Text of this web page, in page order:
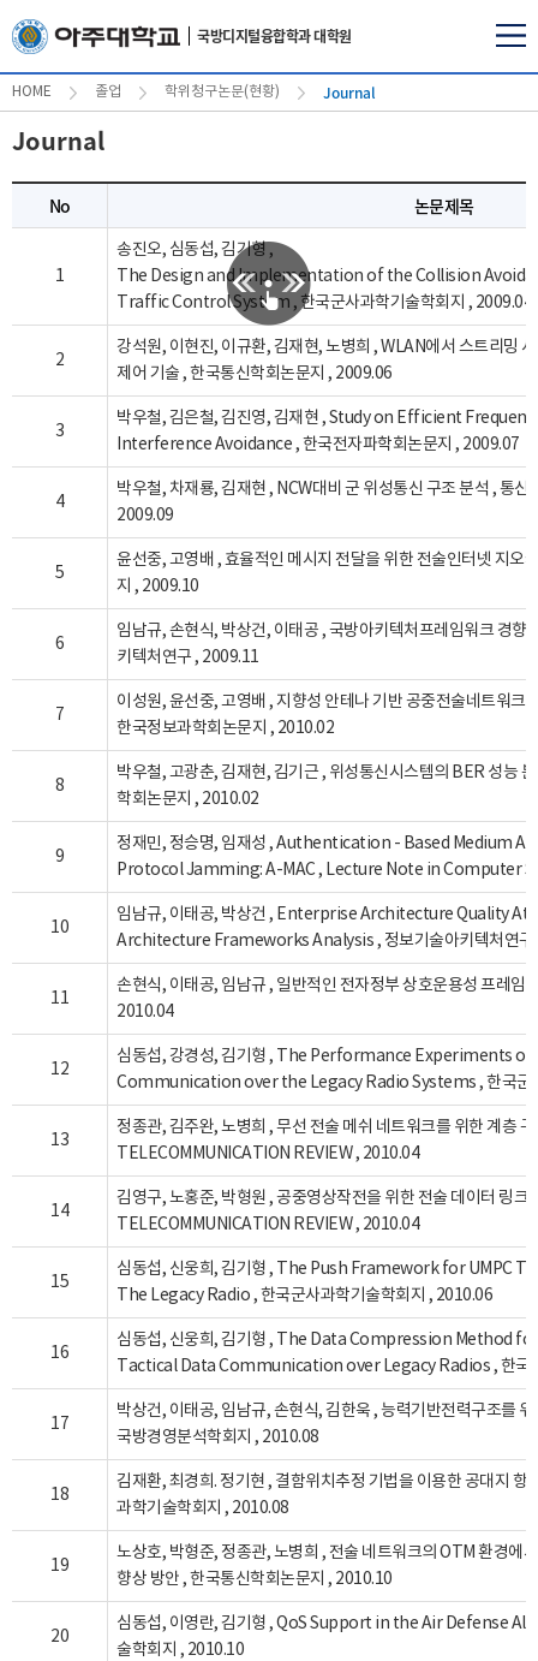
국방디지털융합학과 대학원
HOME 졸업 학위청구논문(현황) Journal
Journal
No 논문제목
1
송진오, 심동섭, 김기형 ,
The Design and Implementation of the Collision
Traffic Control System , 한국군사과학기술학회지 , 2009.04
2
강석원, 이현진, 이규환, 김재현, 노병희 , WLAN에서 스트리밍
제어 기술 , 한국통신학회논문지 , 2009.06
3
박우철, 김은철, 김진영, 김재현 , Study on Efficient
Interference Avoidance , 한국전자파학회논문지 , 2009.07
4
박우철, 차재룡, 김재현 , NCW대비 군 위성통신 구조 분석 , 통
2009.09
5
윤선중, 고영배 , 효율적인 메시지 전달을 위한 전술인터넷 지오
지 , 2009.10
6
임남규, 손현식, 박상건, 이태공 , 국방아키텍처프레임워크 경향
키텍처연구 , 2009.11
7
이성원, 윤선중, 고영배 , 지향성 안테나 기반 공중전술네트워크
한국정보과학회논문지 , 2010.02
8
박우철, 고광춘, 김재현, 김기근 , 위성통신시스템의 BER 성능
학회논문지 , 2010.02
9
정재민, 정승명, 임재성 , Authentication - Based Medium
Protocol Jamming: A-MAC , Lecture Note in Computer
10
임남규, 이태공, 박상건 , Enterprise Architecture Quality
Architecture Frameworks Analysis , 정보기술아키텍처연구
11
손현식, 이태공, 임남규 , 일반적인 전자정부 상호운용성 프레임
2010.04
12
심동섭, 강경성, 김기형 , The Performance Experiments
Communication over the Legacy Radio Systems , 한국군
13
정종관, 김주완, 노병희 , 무선 전술 메쉬 네트워크를 위한 계층
TELECOMMUNICATION REVIEW , 2010.04
14
김영구, 노홍준, 박형원 , 공중영상작전을 위한 전술 데이터 링크
TELECOMMUNICATION REVIEW , 2010.04
15
심동섭, 신웅희, 김기형 , The Push Framework for UMPC
The Legacy Radio , 한국군사과학기술학회지 , 2010.06
16
심동섭, 신웅희, 김기형 , The Data Compression Method
Tactical Data Communication over Legacy Radios , 한국
17
박상건, 이태공, 임남규, 손현식, 김한욱 , 능력기반전력구조를
국방경영분석학회지 , 2010.08
18
김재환, 최경희. 정기현 , 결함위치추정 기법을 이용한 공대지 항
과학기술학회지 , 2010.08
19
노상호, 박형준, 정종관, 노병희 , 전술 네트워크의 OTM 환경에
향상 방안 , 한국통신학회논문지 , 2010.10
20
심동섭, 이영란, 김기형 , QoS Support in the Air Defense
술학회지 , 2010.10